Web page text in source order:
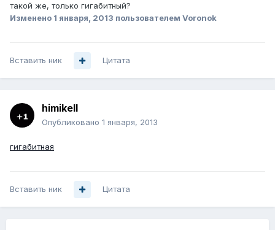
такой же, только гигабитный?
Изменено 1 января, 2013 пользователем Voronok
Вставить ник Цитата
himikell
Опубликовано 1 января, 2013
гигабитная
Вставить ник Цитата